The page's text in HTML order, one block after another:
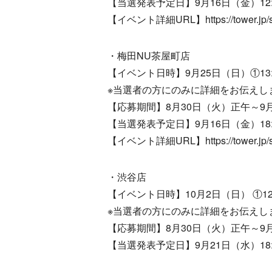
【イベント詳細URL】https://
・梅田NU茶屋町店
【イベント日時】9月25日（日）
※当選者の方にのみに詳細をお伝えし
【応募期間】8月30日（火）正午～9
【当選発表予定日】9月16日（金）
【イベント詳細URL】https://
・渋谷店
【イベント日時】10月2日（日）
※当選者の方にのみに詳細をお伝えし
【応募期間】8月30日（火）正午～9
【当選発表予定日】9月21日（水）